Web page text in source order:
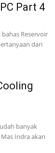
Part 4
Reservoir
dari
banyak
Indra akan